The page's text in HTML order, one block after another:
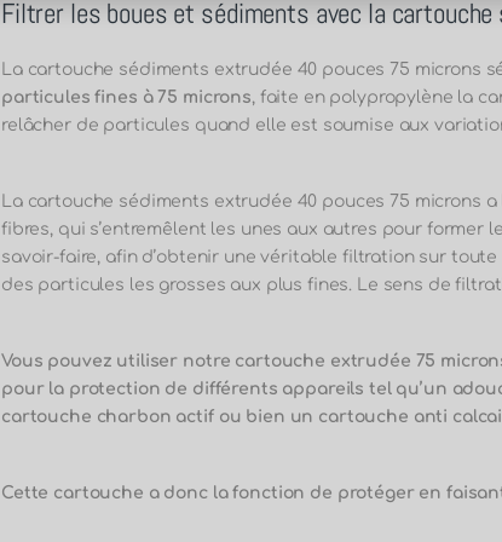
Filtrer les boues et sédiments avec la
La cartouche sédiments extrudée 40 pouces 75 microns
particules fines à 75 microns, faite en polypropylène la
relâcher de particules quand elle est soumise aux
La cartouche sédiments extrudée 40 pouces 75 microns
fibres, qui s’entremêlent les unes aux autres pour
savoir-faire, afin d’obtenir une véritable filtration sur
des particules les grosses aux plus fines. Le sens de
Vous pouvez utiliser notre cartouche extrudée 75
pour la protection de différents appareils tel qu’un
cartouche charbon actif ou bien un cartouche anti
Cette cartouche a donc la fonction de protéger en